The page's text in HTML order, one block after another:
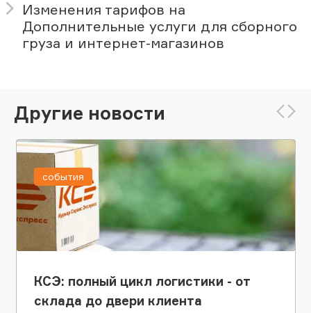
Изменения тарифов на
Дополнительные услуги для сборного
груза и интернет-магазинов
Другие новости
КСЭ: полный цикл логистики - от
склада до двери клиента
события